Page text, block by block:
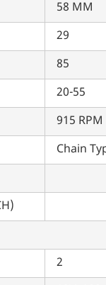
58 MM
29
85
20-55
915 RPM
Chain
2